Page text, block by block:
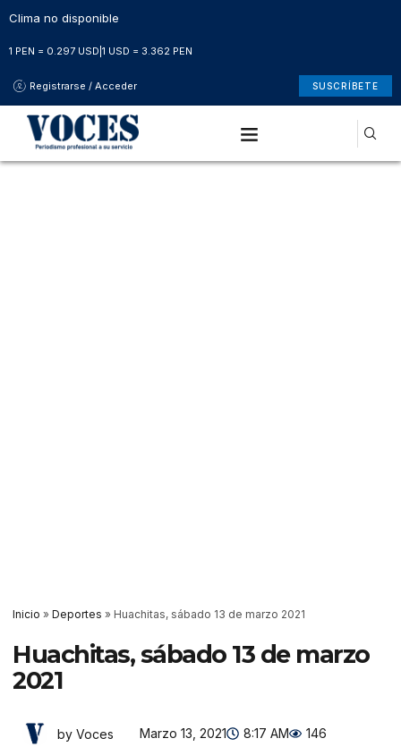
Clima no disponible
1 PEN = 0.297 USD 1 USD = 3.362 PEN
Registrarse / Acceder SUSCRÍBETE
Inicio » Deportes » Huachitas, sábado 13 de marzo 2021
Huachitas, sábado 13 de marzo
2021
by Voces Marzo 13, 2021 8:17 AM 146